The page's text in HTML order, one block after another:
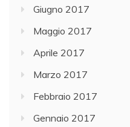
Giugno 2017
Maggio 2017
Aprile 2017
Marzo 2017
Febbraio 2017
Gennaio 2017